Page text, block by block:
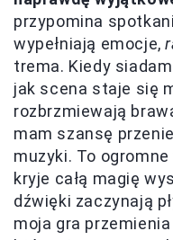
przypomina
wypełniają emocje,
trema. Kiedy
jak scena staje się
rozbrzmiewają
mam szansę
muzyki. To
kryje całą magię
dźwięki zaczynają
moja gra